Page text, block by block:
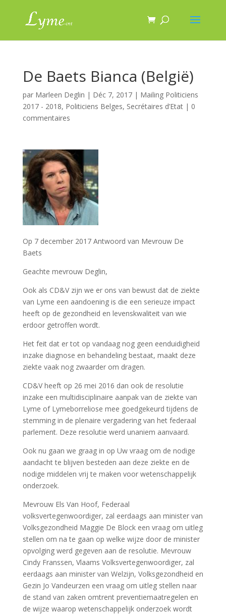
De Baets Bianca (België)
par Marleen Deglin | Déc 7, 2017| Mailing Politiciens
2017 - 2018, Politiciens Belges, Secrétaires d’Etat| 0
commentaires
Op 7 december 2017 Antwoord van Mevrouw De
Baets
Geachte mevrouw Deglin,
Ook als CD&V zijn we er ons van bewust dat de ziekte
van Lyme een aandoening is die een serieuze impact
heeft op de gezondheid en levenskwaliteit van wie
erdoor getroffen wordt.
Het feit dat er tot op vandaag nog geen eenduidigheid
inzake diagnose en behandeling bestaat, maakt deze
ziekte vaak nog zwaarder om dragen.
CD&V heeft op 26 mei 2016 dan ook de resolutie
inzake een multidisciplinaire aanpak van de ziekte van
Lyme of Lymeborreliose mee goedgekeurd tijdens de
stemming in de plenaire vergadering van het federaal
parlement. Deze resolutie werd unaniem aanvaard.
Ook nu gaan we graag in op Uw vraag om de nodige
aandacht te blijven besteden aan deze ziekte en de
nodige middelen vrij te maken voor wetenschappelijk
onderzoek.
Mevrouw Els Van Hoof, Federaal
volksvertegenwoordiger, zal eerdaags aan minister van
Volksgezondheid Maggie De Block een vraag om uitleg
stellen om na te gaan op welke wijze door de minister
opvolging werd gegeven aan de resolutie. Mevrouw
Cindy Franssen, Vlaams Volksvertegenwoordiger, zal
eerdaags aan minister van Welzijn, Volksgezondheid en
Gezin Jo Vandeurzen een vraag om uitleg stellen naar
de stand van zaken omtrent preventiemaatregelen en
de wijze waarop wetenschappelijk onderzoek wordt